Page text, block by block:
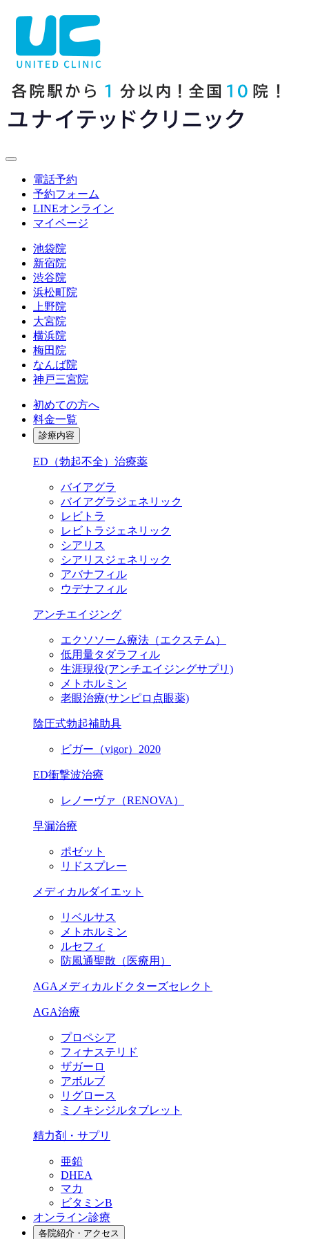
電話予約
予約フォーム
LINEオンライン
マイページ
池袋院
新宿院
渋谷院
浜松町院
上野院
大宮院
横浜院
梅田院
なんば院
神戸三宮院
初めての方へ
料金一覧
診療内容
ED（勃起不全）治療薬
バイアグラ
バイアグラジェネリック
レビトラ
レビトラジェネリック
シアリス
シアリスジェネリック
アバナフィル
ウデナフィル
アンチエイジング
エクソソーム療法（エクステム）
低用量タダラフィル
生涯現役(アンチエイジングサプリ)
メトホルミン
老眼治療(サンピロ点眼薬)
陰圧式勃起補助具
ビガー（vigor）2020
ED衝撃波治療
レノーヴァ（RENOVA）
早漏治療
ポゼット
リドスプレー
メディカルダイエット
リベルサス
メトホルミン
ルセフィ
防風通聖散（医療用）
AGAメディカルドクターズセレクト
AGA治療
プロペシア
フィナステリド
ザガーロ
アボルブ
リグロース
ミノキシジルタブレット
精力剤・サプリ
亜鉛
DHEA
マカ
ビタミンB
オンライン診療
各院紹介・アクセス